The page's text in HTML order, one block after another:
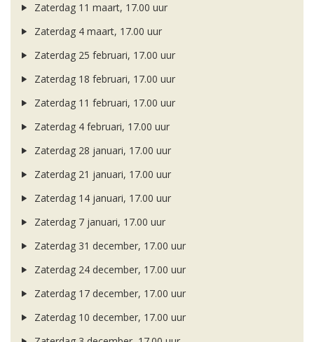
Zaterdag 11 maart, 17.00 uur
Zaterdag 4 maart, 17.00 uur
Zaterdag 25 februari, 17.00 uur
Zaterdag 18 februari, 17.00 uur
Zaterdag 11 februari, 17.00 uur
Zaterdag 4 februari, 17.00 uur
Zaterdag 28 januari, 17.00 uur
Zaterdag 21 januari, 17.00 uur
Zaterdag 14 januari, 17.00 uur
Zaterdag 7 januari, 17.00 uur
Zaterdag 31 december, 17.00 uur
Zaterdag 24 december, 17.00 uur
Zaterdag 17 december, 17.00 uur
Zaterdag 10 december, 17.00 uur